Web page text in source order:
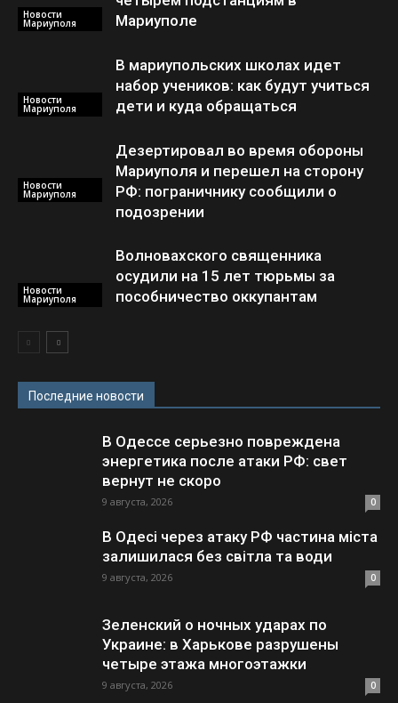
Новости
Мариуполя
Мариуполе
Новости
Мариуполя
В мариупольских школах идет
набор учеников: как будут учиться
дети и куда обращаться
Новости
Мариуполя
Дезертировал во время обороны
Мариуполя и перешел на сторону
РФ: пограничнику сообщили о
подозрении
Новости
Мариуполя
Волновахского священника
осудили на 15 лет тюрьмы за
пособничество оккупантам
Последние новости
В Одессе серьезно повреждена
энергетика после атаки РФ: свет
вернут не скоро
9 августа, 2026 0
В Одесі через атаку РФ частина міста
залишилася без світла та води
9 августа, 2026 0
Зеленский о ночных ударах по
Украине: в Харькове разрушены
четыре этажа многоэтажки
9 августа, 2026 0